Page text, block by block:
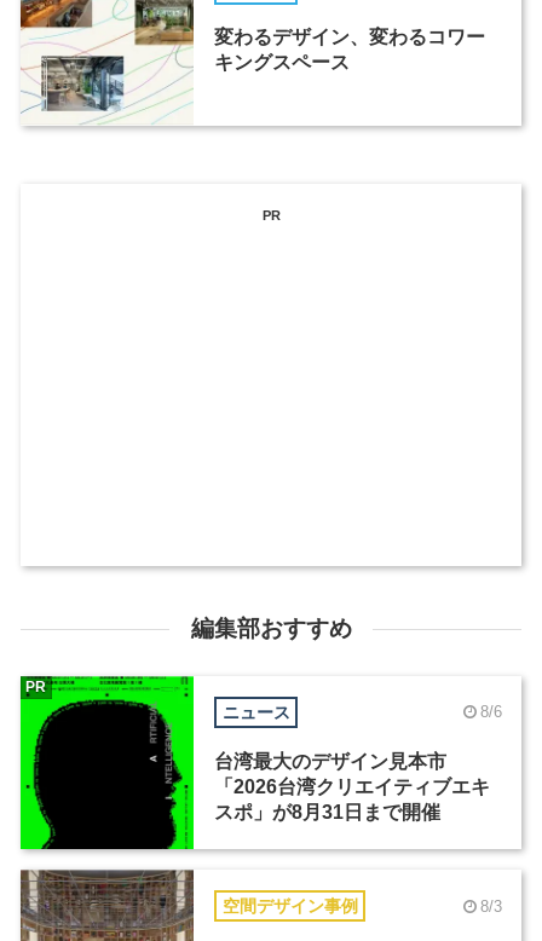
変わるデザイン、変わるコワー
キングスペース
PR
編集部おすすめ
ニュース 8/6
台湾最大のデザイン見本市
「2026台湾クリエイティブエキ
スポ」が8月31日まで開催
PR
空間デザイン事例 8/3